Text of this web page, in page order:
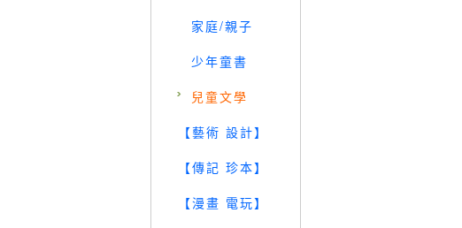
家庭/親子
少年童書
兒童文學
【藝術 設計】
【傳記 珍本】
【漫畫 電玩】